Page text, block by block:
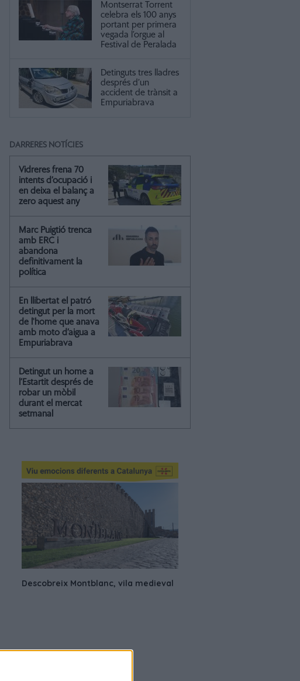
Montserrat Torrent
celebra els 100 anys
portant per primera
vegada l’orgue al
Festival de Peralada
Detinguts tres lladres
després d’un
accident de trànsit a
Empuriabrava
DARRERES NOTÍCIES
Vidreres frena 70
intents d’ocupació i
en deixa el balanç a
zero aquest any
Marc Puigtió trenca
amb ERC i
abandona
definitivament la
política
En llibertat el patró
detingut per la mort
de l'home que anava
amb moto d’aigua a
Empuriabrava
Detingut un home a
l’Estartit després de
robar un mòbil
durant el mercat
setmanal